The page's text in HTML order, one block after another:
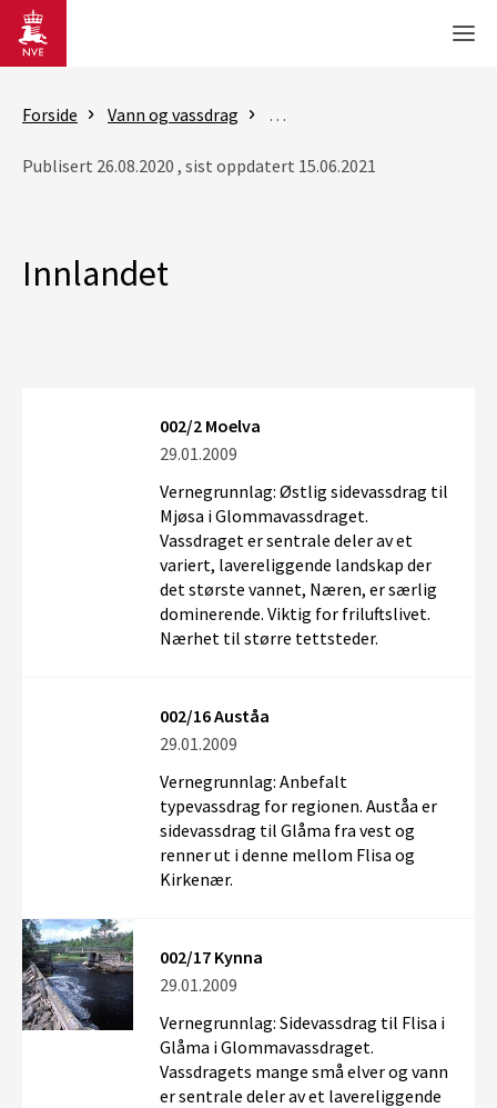
Gå til hovedinnhold
Forside Vann og vassdrag Vassdragsforvaltning
Publisert 26.08.2020 , sist oppdatert 15.06.2021
Innlandet
002/2 Moelva
29.01.2009
Vernegrunnlag: Østlig sidevassdrag til
Mjøsa i Glommavassdraget.
Vassdraget er sentrale deler av et
variert, lavereliggende landskap der
det største vannet, Næren, er særlig
dominerende. Viktig for friluftslivet.
Nærhet til større tettsteder.
002/16 Auståa
29.01.2009
Vernegrunnlag: Anbefalt
typevassdrag for regionen. Auståa er
sidevassdrag til Glåma fra vest og
renner ut i denne mellom Flisa og
Kirkenær.
002/17 Kynna
29.01.2009
Vernegrunnlag: Sidevassdrag til Flisa i
Glåma i Glommavassdraget.
Vassdragets mange små elver og vann
er sentrale deler av et lavereliggende